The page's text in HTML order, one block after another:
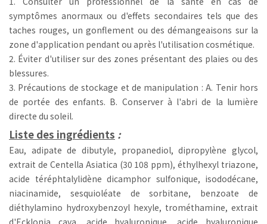
symptômes anormaux ou d'effets secondaires tels que des
taches rouges, un gonflement ou des démangeaisons sur la
zone d'application pendant ou après l'utilisation cosmétique.
2. Éviter d'utiliser sur des zones présentant des plaies ou des
blessures.
3. Précautions de stockage et de manipulation : A. Tenir hors
de portée des enfants. B. Conserver à l'abri de la lumière
directe du soleil.
Liste des ingrédients :
Eau, adipate de dibutyle, propanediol, dipropylène glycol,
extrait de Centella Asiatica (30 108 ppm), éthylhexyl triazone,
acide téréphtalylidène dicamphor sulfonique, isododécane,
niacinamide, sesquioléate de sorbitane, benzoate de
diéthylamino hydroxybenzoyl hexyle, trométhamine, extrait
d'Ecklonia cava, acide hyaluronique, acide hyaluronique